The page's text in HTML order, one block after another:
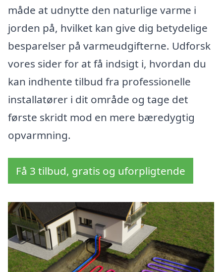
måde at udnytte den naturlige varme i
jorden på, hvilket kan give dig betydelige
besparelser på varmeudgifterne. Udforsk
vores sider for at få indsigt i, hvordan du
kan indhente tilbud fra professionelle
installatører i dit område og tage det
første skridt mod en mere bæredygtig
opvarmning.
Få 3 tilbud, gratis og uforpligtende